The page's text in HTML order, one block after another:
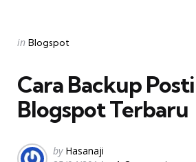
Categories
Posted
in Blogspot
Cara Backup
Blogspot Terbaru
Posted
by Hasanaji